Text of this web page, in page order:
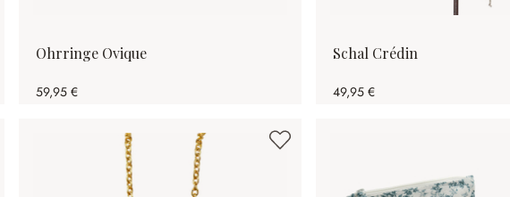
Ohrringe Ovique
59,95 €
Schal Crédin
49,95 €